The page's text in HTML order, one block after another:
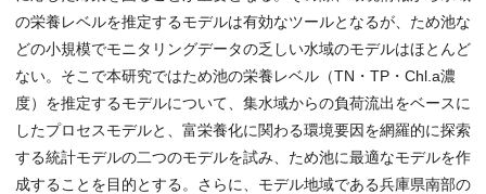
の栄養レベルを推定するモデルは有効なツールとなるが、ため池な
どの小規模でモニタリングデータの乏しい水域のモデルはほとんど
ない。そこで本研究ではため池の栄養レベル（TN・TP・Chl.a濃
度）を推定するモデルについて、集水域からの負荷流出をベースに
したプロセスモデルと、富栄養化に関わる環境要因を網羅的に探索
する統計モデルの二つのモデルを試み、ため池に最適なモデルを作
成することを目的とする。さらに、モデル地域である兵庫県南部の